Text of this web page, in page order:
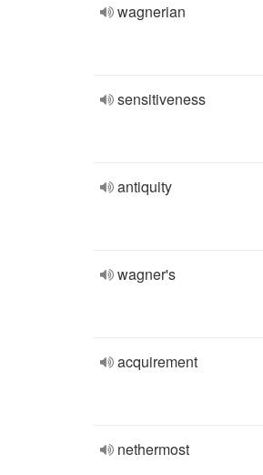
wagnerian
sensitiveness
antiquity
wagner's
acquirement
nethermost